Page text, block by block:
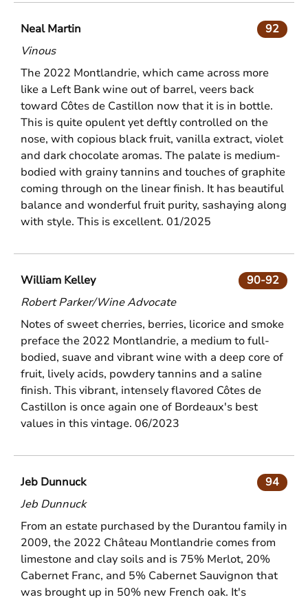
92
Neal Martin
Vinous
The 2022 Montlandrie, which came across more
like a Left Bank wine out of barrel, veers back
toward Côtes de Castillon now that it is in bottle.
This is quite opulent yet deftly controlled on the
nose, with copious black fruit, vanilla extract, violet
and dark chocolate aromas. The palate is medium-
bodied with grainy tannins and touches of graphite
coming through on the linear finish. It has beautiful
balance and wonderful fruit purity, sashaying along
with style. This is excellent. 01/2025
90-92
William Kelley
Robert Parker/Wine Advocate
Notes of sweet cherries, berries, licorice and smoke
preface the 2022 Montlandrie, a medium to full-
bodied, suave and vibrant wine with a deep core of
fruit, lively acids, powdery tannins and a saline
finish. This vibrant, intensely flavored Côtes de
Castillon is once again one of Bordeaux's best
values in this vintage. 06/2023
94
Jeb Dunnuck
Jeb Dunnuck
From an estate purchased by the Durantou family in
2009, the 2022 Château Montlandrie comes from
limestone and clay soils and is 75% Merlot, 20%
Cabernet Franc, and 5% Cabernet Sauvignon that
was brought up in 50% new French oak. It's